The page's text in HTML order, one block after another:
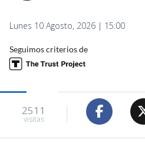
Lunes 10 Agosto, 2026 | 15:00
Seguimos criterios de
2511
visitas